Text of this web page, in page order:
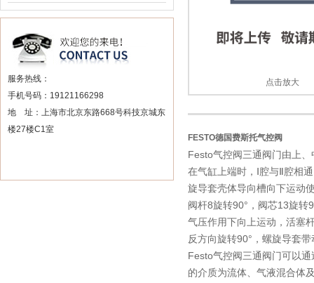
服务热线：
手机号码：19121166298
地 址：上海市北京东路668号科技京城东
楼27楼C1室
点击放大
FESTO德国费斯托气控阀
Festo气控阀三通阀门由上
在气缸上端时，Ⅰ腔与Ⅱ腔相
旋导套壳体导向槽向下运动
阀杆8旋转90°，阀芯13旋转
气压作用下向上运动，活塞
反方向旋转90°，螺旋导套
Festo气控阀三通阀门可以
的介质为流体、气液混合体